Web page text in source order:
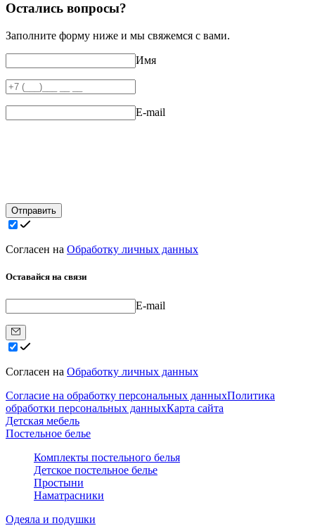
Остались вопросы?
Заполните форму ниже и мы свяжемся с вами.
Имя
E-mail
Отправить
Согласен на Обработку личных данных
Оставайся на связи
E-mail
Согласен на Обработку личных данных
Согласие на обработку персональных данныхПолитика
обработки персональных данныхКарта сайта
Детская мебель
Постельное белье
Комплекты постельного белья
Детское постельное белье
Простыни
Наматрасники
Одеяла и подушки